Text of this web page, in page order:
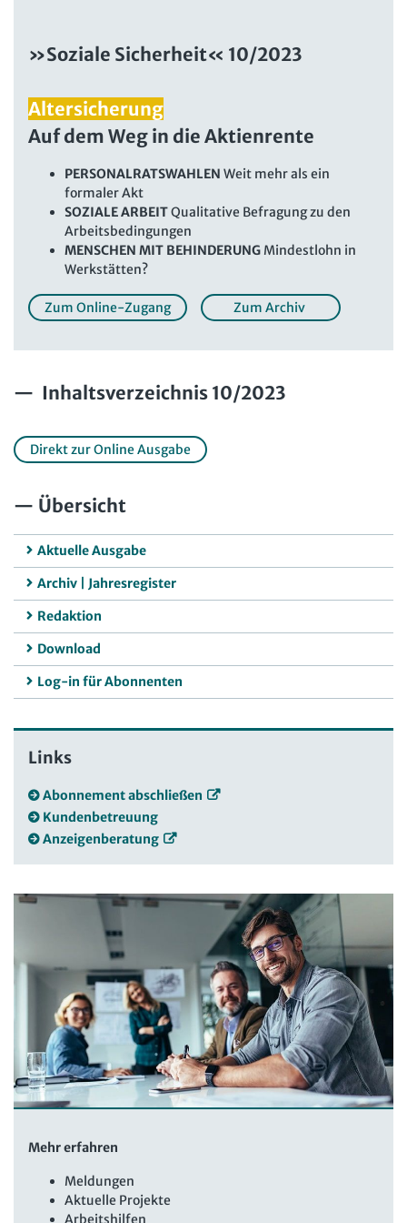
Personalratswissen online
Arbeitszeit online
KI-Praxis Arbeitsrecht online
JAV-Praxis online
Bund SHOP
Abo
mein Bund-Online
Presse Interne Meldestelle Verträge kündigen
Datenschutz
AGB Impressum
Kontakt
Erklärung zur Barrierefreiheit
Verlag
»Soziale Sicherheit« 10/2023
Altersicherung
Auf dem Weg in die Aktienrente
PERSONALRATSWAHLEN Weit mehr als ein
formaler Akt
SOZIALE ARBEITQualitative Befragung zu den
Arbeitsbedingungen
MENSCHEN MIT BEHINDERUNG Mindestlohn in
Werkstätten?
Zum Online-Zugang Zum Archiv
Inhaltsverzeichnis 10/2023
Direkt zur Online Ausgabe
Übersicht
Aktuelle Ausgabe
Archiv | Jahresregister
Redaktion
Download
Log-in für Abonnenten
Links
Abonnement abschließen
Kundenbetreuung
Anzeigenberatung
Mehr erfahren
Meldungen
Aktuelle Projekte
Arbeitshilfen